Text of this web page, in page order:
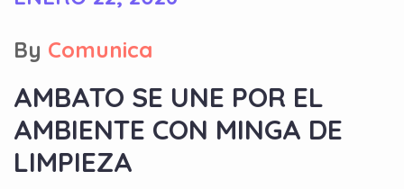
By Comunica
AMBATO SE UNE POR EL
AMBIENTE CON MINGA DE
LIMPIEZA